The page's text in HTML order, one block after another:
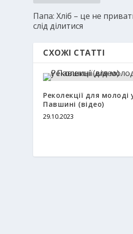
Папа: Хліб – це не
слід ділитися
СХОЖІ СТАТТІ
Реколекції для молоді
Павшині (відео)
29.10.2023